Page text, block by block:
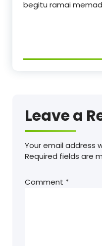
begitu ramai
Leave a
Your email address
Required fields are
Comment *